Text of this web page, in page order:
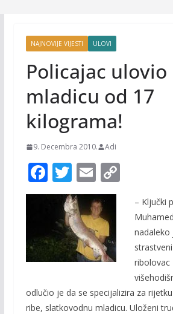
NAJNOVIJE VIJESTI ULOVI
Policajac ulovio
mladicu od 17
kilograma!
9. Decembra 2010. Adi
F
ac
b
o
o
k
T
w
itt
er
E
m
ai
l
C
k
– Ključki
nadaleko
ribolovac
odlučio je da se specijalizira za
ribe, slatkovodnu mladicu. Uloženi